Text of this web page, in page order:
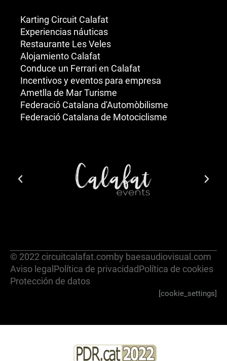
Karting Circuit Calafat
Experiencias náuticas
Restaurante Les Veles
Alojamiento Calafat
Conduce un Ferrari en Calafat
Incentivos y eventos para empresa
Ametlla de Mar Turisme
Federació Catalana d'Automòbilisme
Federació Catalana de Motociclisme
© 2022 circuitcalafat.comby baesaudiovisual.com
Aviso legal Política de privacidadPolítica de cookies
Protección de datos
[cookie_settings]